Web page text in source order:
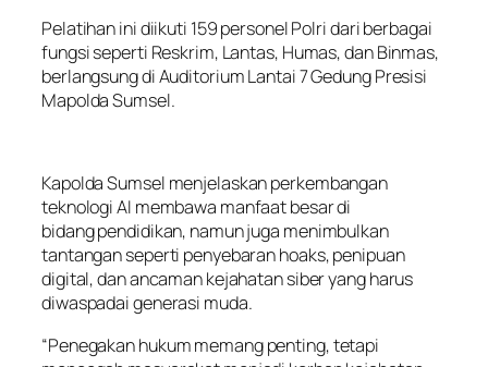
Pelatihan ini diikuti 159 personel Polri dari berbagai
fungsi seperti Reskrim, Lantas, Humas, dan Binmas,
berlangsung di Auditorium Lantai 7 Gedung Presisi
Mapolda Sumsel.
Kapolda Sumsel menjelaskan perkembangan
teknologi AI membawa manfaat besar di
bidang pendidikan, namun juga menimbulkan
tantangan seperti penyebaran hoaks, penipuan
digital, dan ancaman kejahatan siber yang harus
diwaspadai generasi muda.
“Penegakan hukum memang penting, tetapi